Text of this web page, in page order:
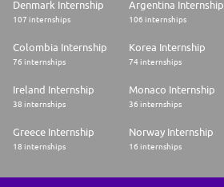
Denmark Internship
107 internships
Argentina Internship
106 internships
Colombia Internship
76 internships
Korea Internship
74 internships
Ireland Internship
38 internships
Monaco Internship
36 internships
Greece Internship
18 internships
Norway Internship
16 internships